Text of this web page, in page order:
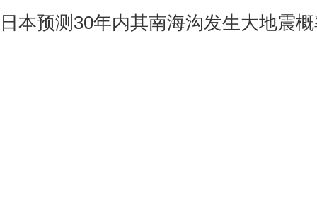
日本预测30年内其南海沟发生大地震